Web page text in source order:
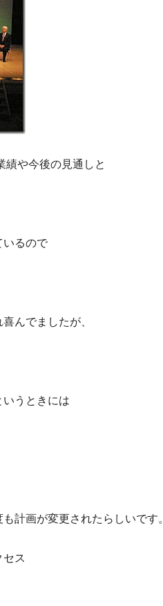
績や今後の見通しと
いるので
んでましたが、
うときには
計画が変更されたらしいです。
ス